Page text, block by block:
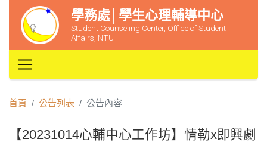
學務處│學生心理輔導中心
Student Counseling Center, Office of Student
Affairs, NTU
首頁 公告列表 公告內容
【20231014心輔中心工作坊】情勒x即興劇